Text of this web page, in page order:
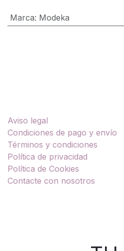
Marca: Modeka
Aviso legal
Condiciones de pago y envío
Términos y condiciones
Política de privacidad
Política de Cookies
Contacte con nosotros